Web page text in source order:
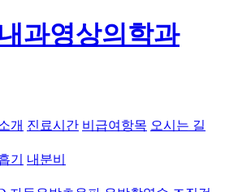
과영상의학과
개 진료시간 비급여항목 오시는 길
기
내분비